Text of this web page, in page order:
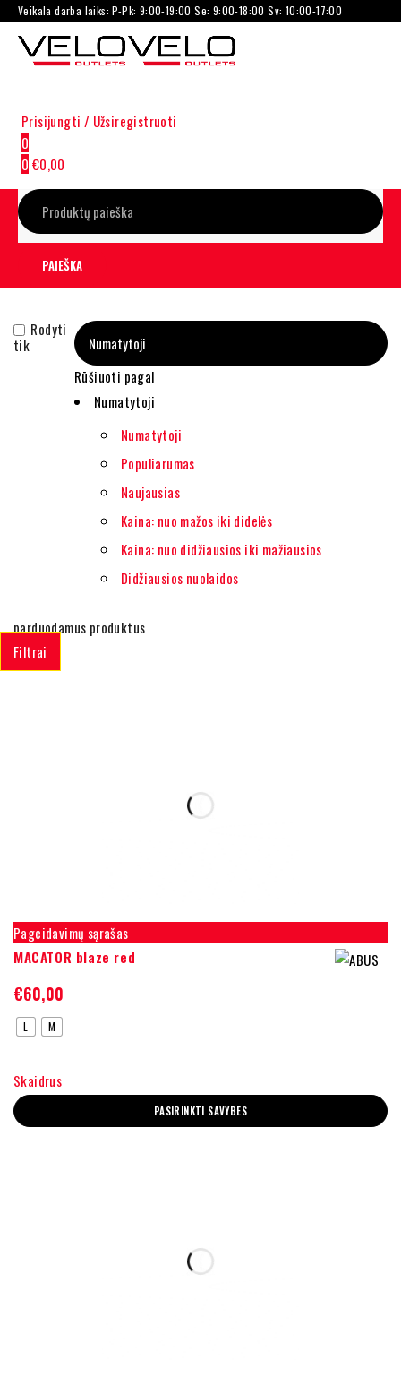
Veikala darba laiks: P-Pk: 9:00-19:00 Se: 9:00-18:00 Sv: 10:00-17:00
Prisijungti / Užsiregistruoti
0
0 €0,00
Rūšiuoti pagal
Numatytoji
Numatytoji
Populiarumas
Naujausias
Kaina: nuo mažos iki didelės
Kaina: nuo didžiausios iki mažiausios
Didžiausios nuolaidos
Rodyti
tik
parduodamus produktus
Filtrai
Pageidavimų sąrašas
MACATOR blaze red
€60,00
L M
Skaidrus
PASIRINKTI SAVYBES